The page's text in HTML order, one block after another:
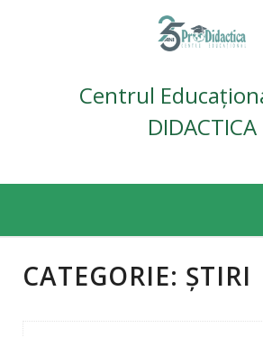
Centrul
DIDACTICA
content
CATEGORIE: ȘTIRI